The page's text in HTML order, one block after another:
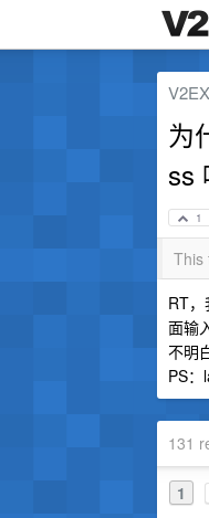
V2EX
为
ss
1
This
RT
面输
不明
PS
131
1